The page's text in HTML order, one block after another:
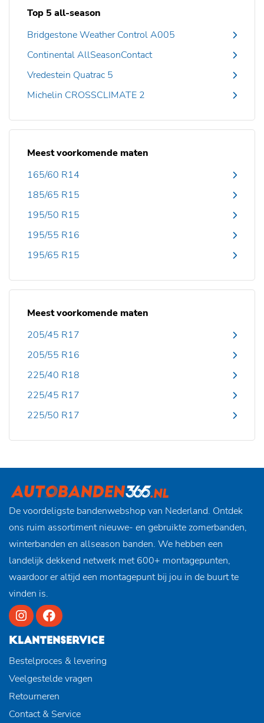
Top 5 all-season
Bridgestone Weather Control A005
Continental AllSeasonContact
Vredestein Quatrac 5
Michelin CROSSCLIMATE 2
Meest voorkomende maten
165/60 R14
185/65 R15
195/50 R15
195/55 R16
195/65 R15
Meest voorkomende maten
205/45 R17
205/55 R16
225/40 R18
225/45 R17
225/50 R17
De voordeligste bandenwebshop van Nederland. Ontdek
ons ruim assortiment nieuwe- en gebruikte zomerbanden,
winterbanden en allseason banden. We hebben een
landelijk dekkend netwerk met 600+ montagepunten,
waardoor er altijd een montagepunt bij jou in de buurt te
vinden is.
KLANTENSERVICE
Bestelproces & levering
Veelgestelde vragen
Retourneren
Contact & Service